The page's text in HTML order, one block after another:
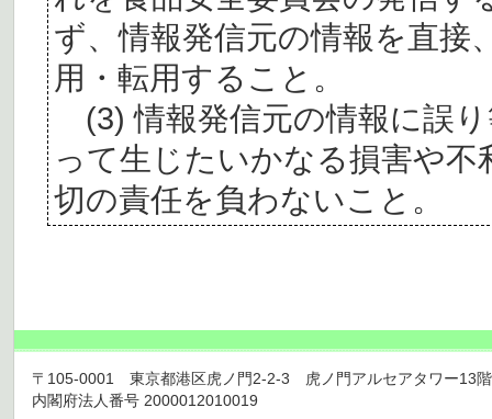
ず、情報発信元の情報を直接
用・転用すること。
(3) 情報発信元の情報に誤
って生じたいかなる損害や
切の責任を負わないこと。
〒105-0001 東京都港区虎ノ門2-2-3 虎ノ門アルセアタワー13
内閣府法人番号 2000012010019